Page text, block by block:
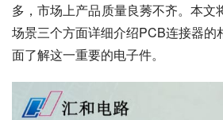
多，市场上产品质量良莠不齐。本文
场景三个方面详细介绍PCB连接器的
面了解这一重要的电子件。